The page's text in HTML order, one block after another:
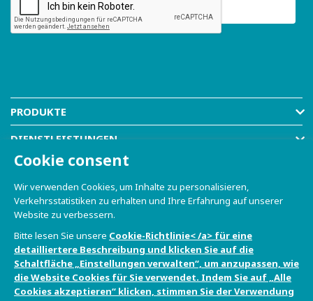
PRODUKTE
DIENSTLEISTUNGEN
RESOURCES
COMPANY
SHOP
Cookie consent
Wir verwenden Cookies, um Inhalte zu personalisieren,
Verkehrsstatistiken zu erhalten und Ihre Erfahrung auf unserer
Website zu verbessern.
Bitte lesen Sie unsere Cookie-Richtlinie< /a> für eine
detailliertere Beschreibung und klicken Sie auf die
Schaltfläche „Einstellungen verwalten“, um anzupassen, wie
die Website Cookies für Sie verwendet. Indem Sie auf „Alle
Cookies akzeptieren“ klicken, stimmen Sie der Verwendung